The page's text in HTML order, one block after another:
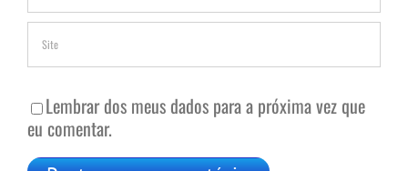
Lembrar dos meus dados para a próxima vez que
eu comentar.